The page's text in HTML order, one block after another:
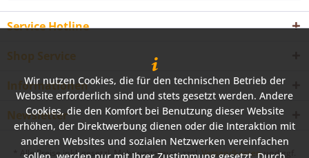
Service Hotline
Shop Service
Informationen
Newsletter
* Alle Preise inkl. gesetzl. Mehrwertsteuer zzgl.Versandkostenund ggf.
Wir nutzen Cookies, die für den technischen Betrieb der
Website erforderlich sind und stets gesetzt werden. Andere
Cookies, die den Komfort bei Benutzung dieser Website
erhöhen, der Direktwerbung dienen oder die Interaktion mit
anderen Websites und sozialen Netzwerken vereinfachen